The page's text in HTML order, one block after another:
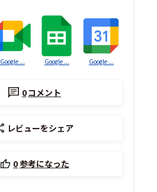
Google ... Google ... Google ...
0コメント
レビューをシェア
0参考になった